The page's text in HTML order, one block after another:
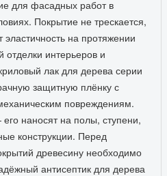
для фасадных работ в
Покрытие не трескается,
на протяжении
интерьеров и
лак для дерева серии
защитную плёнку с
повреждениям.
наносят на полы, ступени,
конструкции. Перед
древесину необходимо
антисептик для дерева